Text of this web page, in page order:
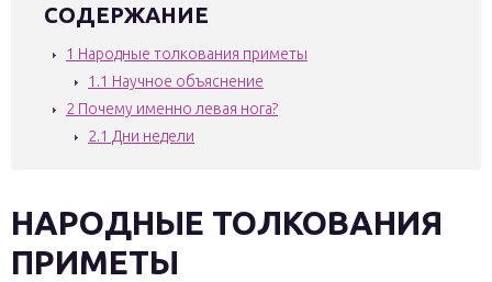
СОДЕРЖАНИЕ
1 Народные толкования приметы
1.1 Научное объяснение
2 Почему именно левая нога?
2.1 Дни недели
НАРОДНЫЕ ТОЛКОВАНИЯ
ПРИМЕТЫ